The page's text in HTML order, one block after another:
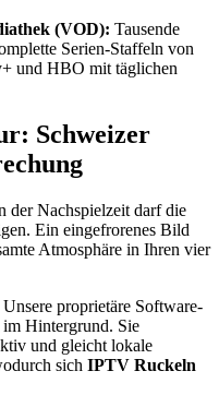
(VOD): Tausende
Serien-Staffeln von
und HBO mit täglichen
Schweizer
der Nachspielzeit darf die
Ein eingefrorenes Bild
Atmosphäre in Ihren vier
Unsere proprietäre Software-
im Hintergrund. Sie
und gleicht lokale
sich IPTV Ruckeln